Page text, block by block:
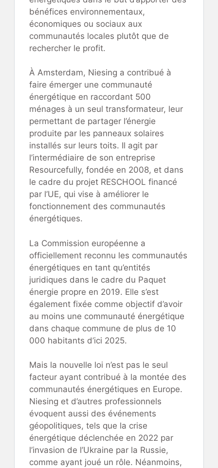
bénéfices environnementaux,
économiques ou sociaux aux
communautés locales plutôt que de
rechercher le profit.
À Amsterdam, Niesing a contribué à
faire émerger une communauté
énergétique en raccordant 500
ménages à un seul transformateur, leur
permettant de partager l’énergie
produite par les panneaux solaires
installés sur leurs toits. Il agit par
l’intermédiaire de son entreprise
Resourcefully, fondée en 2008, et dans
le cadre du projet RESCHOOL financé
par l’UE, qui vise à améliorer le
fonctionnement des communautés
énergétiques.
La Commission européenne a
officiellement reconnu les communautés
énergétiques en tant qu’entités
juridiques dans le cadre du Paquet
énergie propre en 2019. Elle s’est
également fixée comme objectif d’avoir
au moins une communauté énergétique
dans chaque commune de plus de 10
000 habitants d’ici 2025.
Mais la nouvelle loi n’est pas le seul
facteur ayant contribué à la montée des
communautés énergétiques en Europe.
Niesing et d’autres professionnels
évoquent aussi des événements
géopolitiques, tels que la crise
énergétique déclenchée en 2022 par
l’invasion de l’Ukraine par la Russie,
comme ayant joué un rôle. Néanmoins,